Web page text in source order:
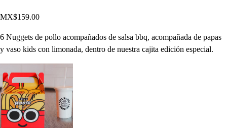
MX$159.00
6 Nuggets de pollo acompañados de salsa bbq, acompañada de papas
y vaso kids con limonada, dentro de nuestra cajita edición especial.